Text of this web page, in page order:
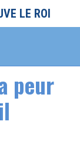
LE ROI
peur